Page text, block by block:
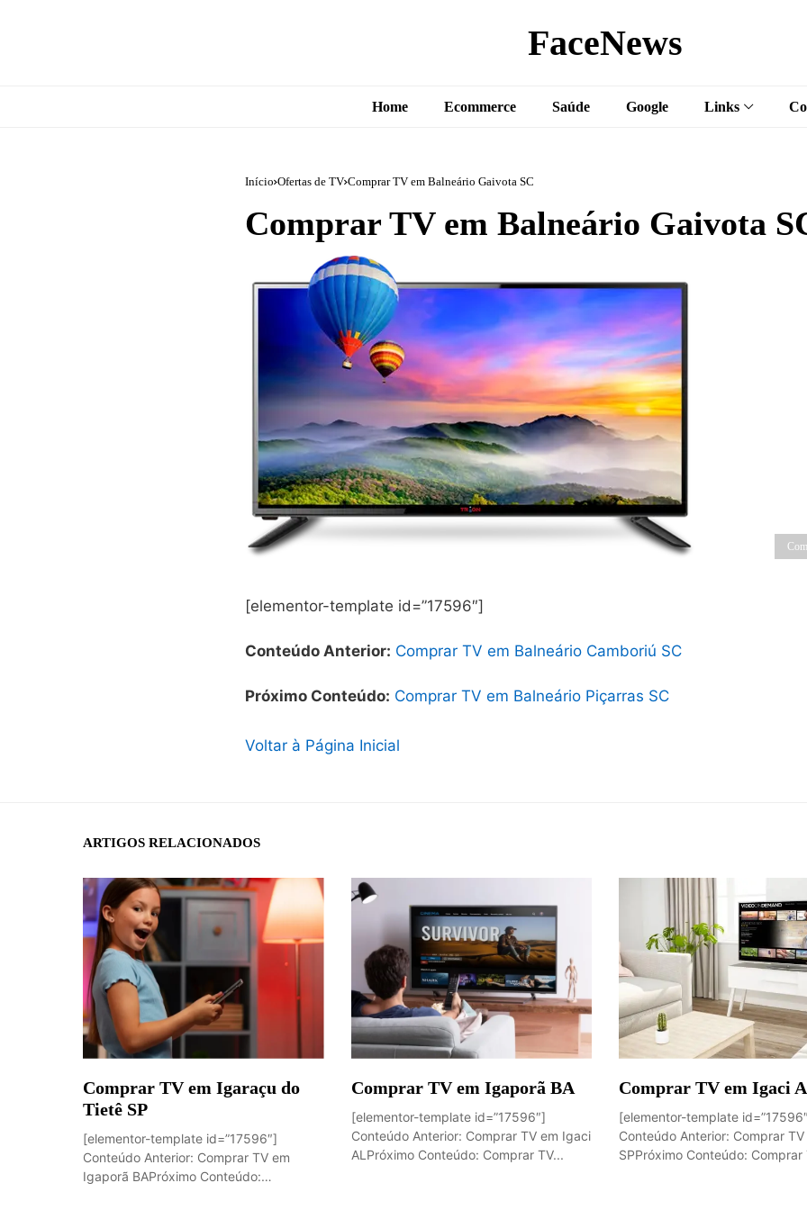
FaceNews
Home Ecommerce Saúde Google Links
Início Ofertas de TV Comprar TV em Balneário Gaivota SC
Comprar TV em Balneário Gaivota
[elementor-template id=”17596″]
Conteúdo Anterior: Comprar TV em Balneário Camboriú SC
Próximo Conteúdo: Comprar TV em Balneário Piçarras SC
Voltar à Página Inicial
ARTIGOS RELACIONADOS
Comprar TV em Igaraçu do
Tietê SP
[elementor-template id=”17596″]
Conteúdo Anterior: Comprar TV em
Igaporã BAPróximo Conteúdo:
Comprar TV em Igaporã BA
[elementor-template id=”17596″]
Conteúdo Anterior: Comprar TV em Igaci
ALPróximo Conteúdo: Comprar TV...
Comprar TV em Igaci
[elementor-template
Conteúdo Anterior: Comprar
SPPróximo Conteúdo: Comprar